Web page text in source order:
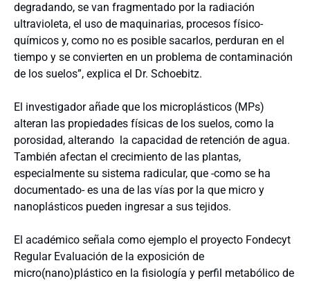
degradando, se van fragmentado por la radiación
ultravioleta, el uso de maquinarias, procesos físico-
químicos y, como no es posible sacarlos, perduran en el
tiempo y se convierten en un problema de contaminación
de los suelos”, explica el Dr. Schoebitz.
El investigador añade que los microplásticos (MPs)
alteran las propiedades físicas de los suelos, como la
porosidad, alterando la capacidad de retención de agua.
También afectan el crecimiento de las plantas,
especialmente su sistema radicular, que -como se ha
documentado- es una de las vías por la que micro y
nanoplásticos pueden ingresar a sus tejidos.
El académico señala como ejemplo el proyecto Fondecyt
Regular Evaluación de la exposición de
micro(nano)plástico en la fisiología y perfil metabólico de